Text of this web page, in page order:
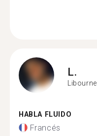
L.
Libourne
HABLA FLUIDO
Francés